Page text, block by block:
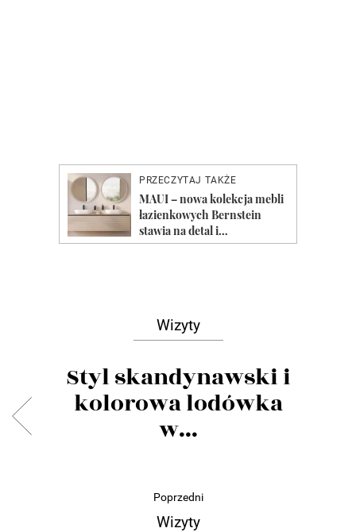
Wizyty
Styl skandynawski i
kolorowa lodówka
w...
Poprzedni
Wizyty